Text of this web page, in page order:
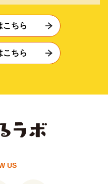
こちら
こちら
US